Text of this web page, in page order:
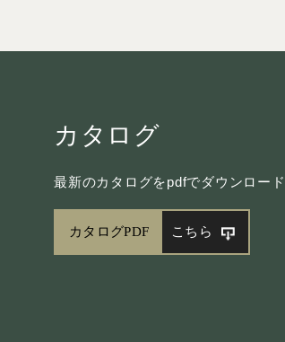
カタログ
最新のカタログをpdfでダウンロード
カタログPDF こちら